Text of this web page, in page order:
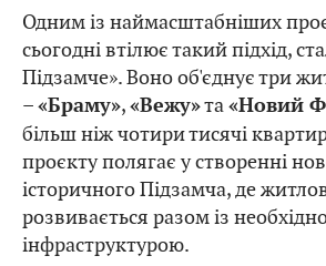
Одним із наймасштабніших
сьогодні втілює такий підхід,
Підзамче». Воно об'єднує три
–«Браму»,«Вежу»та«Новий
більш ніж чотири тисячі
проєкту полягає у створенні
історичного Підзамча, де
розвивається разом із
інфраструктурою.